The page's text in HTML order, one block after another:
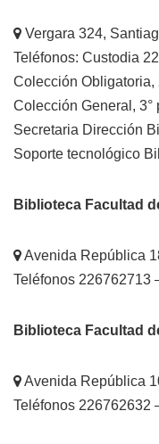
Vergara 324,
Teléfonos: Custodia
Colección Obligatoria,
Colección General,
Secretaria Dirección
Soporte tecnológico
Biblioteca Facultad
Avenida República
Teléfonos 226762713
Biblioteca Facultad
Avenida República
Teléfonos 226762632